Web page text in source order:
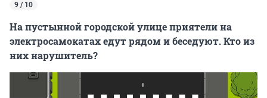
9 / 10
На пустынной городской улице приятели на
электросамокатах едут рядом и беседуют. Кто из
них нарушитель?